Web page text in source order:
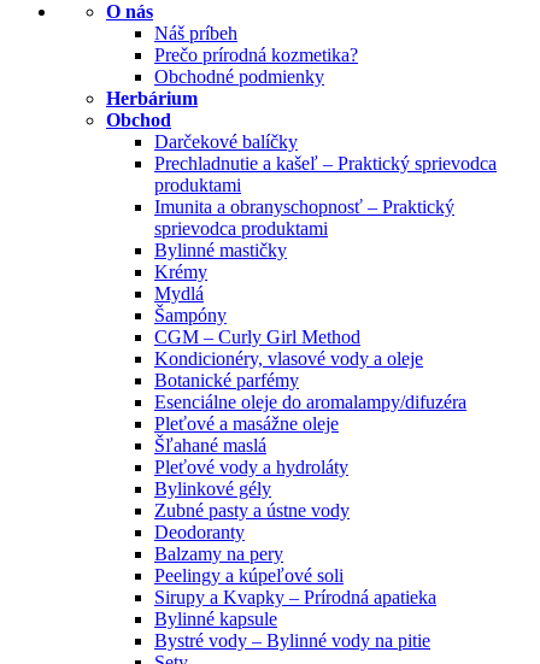
O nás
Náš príbeh
Prečo prírodná kozmetika?
Obchodné podmienky
Herbárium
Obchod
Darčekové balíčky
Prechladnutie a kašeľ – Praktický sprievodca
produktami
Imunita a obranyschopnosť – Praktický
sprievodca produktami
Bylinné mastičky
Krémy
Mydlá
Šampóny
CGM – Curly Girl Method
Kondicionéry, vlasové vody a oleje
Botanické parfémy
Esenciálne oleje do aromalampy/difuzéra
Pleťové a masážne oleje
Šľahané maslá
Pleťové vody a hydroláty
Bylinkové gély
Zubné pasty a ústne vody
Deodoranty
Balzamy na pery
Peelingy a kúpeľové soli
Sirupy a Kvapky – Prírodná apatieka
Bylinné kapsule
Bystré vody – Bylinné vody na pitie